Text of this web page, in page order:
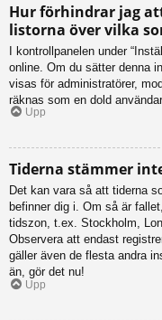
Hur förhindrar jag
listorna över vilka
I kontrollpanelen under
online. Om du sätter denna
visas för administratörer,
räknas som en dold
Upp
Tiderna stämmer
Det kan vara så att tiderna
befinner dig i. Om så är
tidszon, t.ex. Stockholm,
Observera att endast
gäller även de flesta andra
än, gör det nu!
Upp